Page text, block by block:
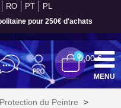
RO PT PL
pour 250€ d'achats
00,00 €
MENU
Protection du Peintre
>